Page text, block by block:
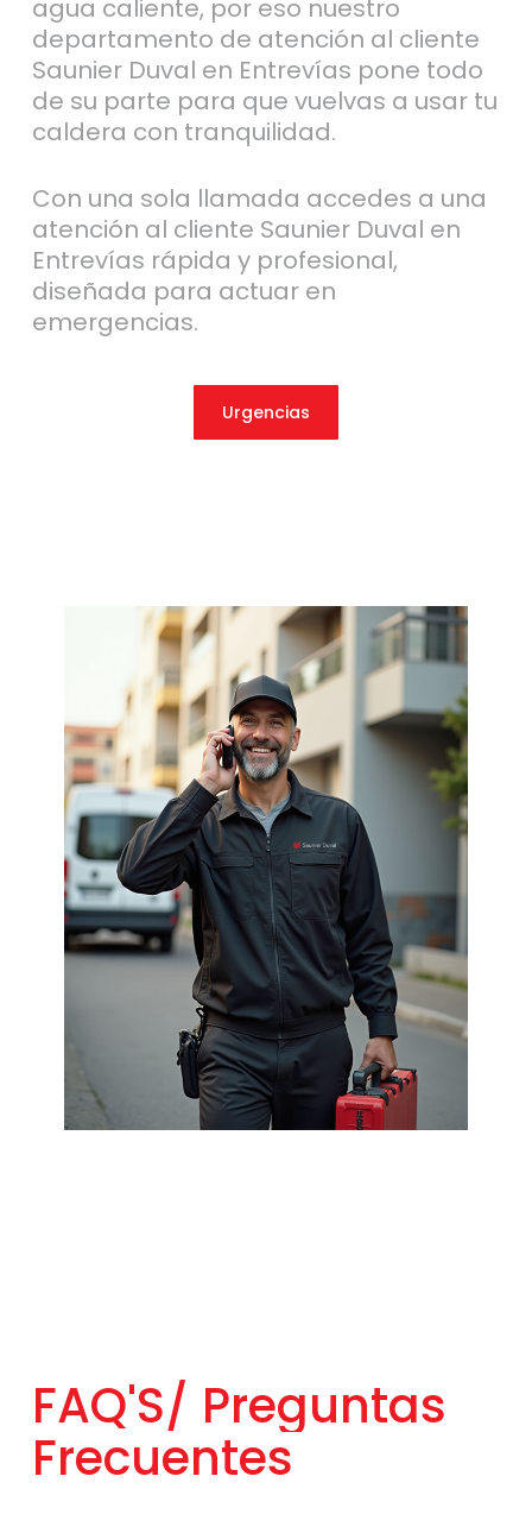
agua caliente, por eso nuestro
departamento de atención al cliente
Saunier Duval en Entrevías pone todo
de su parte para que vuelvas a usar tu
caldera con tranquilidad.
Con una sola llamada accedes a una
atención al cliente Saunier Duval en
Entrevías rápida y profesional,
diseñada para actuar en
emergencias.
Urgencias
FAQ'S/ Preguntas
Frecuentes